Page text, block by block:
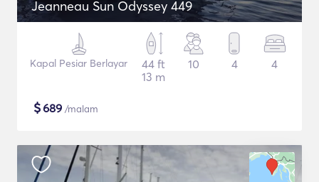
Jeanneau Sun Odyssey 449
Kapal Pesiar Berlayar
44 ft
13 m
10 4 4
$689 /malam